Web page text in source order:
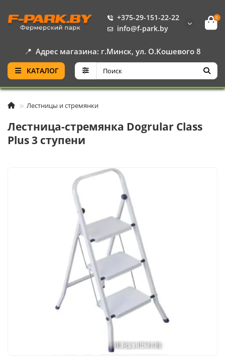
+375-29-151-22-22
info@f-park.by
0
📍 Адрес магазина: г.Минск, ул. О.Кошевого 8
КАТАЛОГ
Лестницы и стремянки
Лестница-стремянка Dogrular Class
Plus 3 ступени